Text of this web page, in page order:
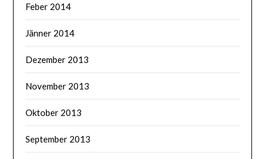
Feber 2014
Jänner 2014
Dezember 2013
November 2013
Oktober 2013
September 2013